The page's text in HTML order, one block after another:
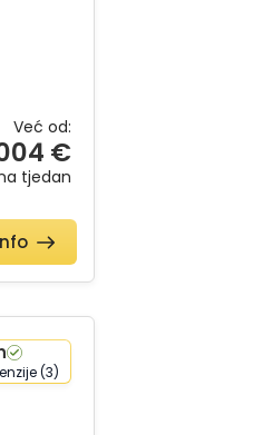
Već od:
€
tjedan
(3)